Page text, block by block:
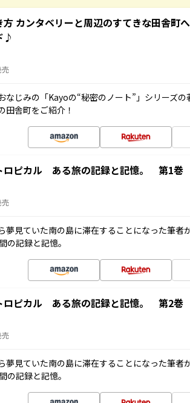
方 カンタベリーと周辺のすてきな田舎町
♪
売
なじみの「Kayoの“秘密のノート”」シリーズ
田舎町をご紹介！
ロピカル ある旅の記録と記憶。 第1巻
売
夢見ていた南の島に滞在することになった筆者
の記録と記憶。
ロピカル ある旅の記録と記憶。 第2巻
売
夢見ていた南の島に滞在することになった筆者
の記録と記憶。